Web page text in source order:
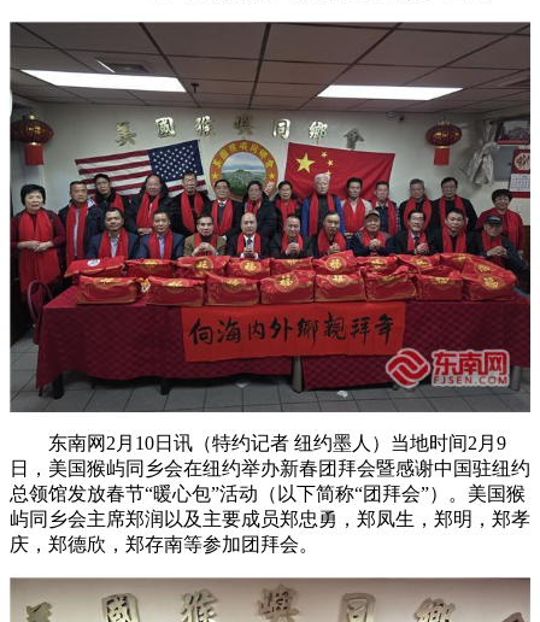
东南网2月10日讯（特约记者 纽约墨人）当地时间2月9
日，美国猴屿同乡会在纽约举办新春团拜会暨感谢中国驻纽约
总领馆发放春节“暖心包”活动（以下简称“团拜会”）。美国猴
屿同乡会主席郑润以及主要成员郑忠勇，郑凤生，郑明，郑孝
庆，郑德欣，郑存南等参加团拜会。